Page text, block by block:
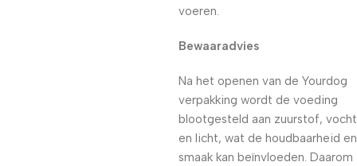
voeren.
Bewaaradvies
Na het openen van de Yourdog
verpakking wordt de voeding
blootgesteld aan zuurstof, vocht
en licht, wat de houdbaarheid en
smaak kan beïnvloeden. Daarom